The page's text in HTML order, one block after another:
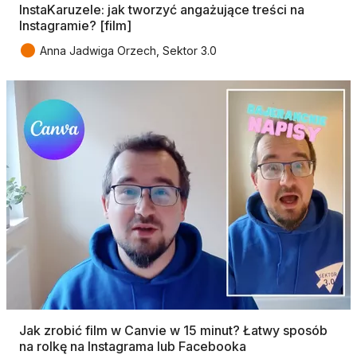
InstaKaruzele: jak tworzyć angażujące treści na
Instagramie? [film]
● Anna Jadwiga Orzech, Sektor 3.0
Jak zrobić film w Canvie w 15 minut? Łatwy sposób
na rolkę na Instagrama lub Facebooka